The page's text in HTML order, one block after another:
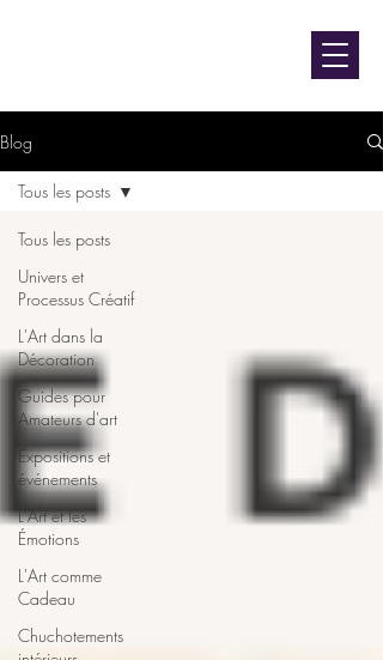
Blog
Tous les posts
Univers et
Processus Créatif
L'Art dans la
Décoration
Guides pour
Amateurs d'art
Expositions et
événements
L'Art et les
Émotions
L'Art comme
Cadeau
Chuchotements
Tous les posts